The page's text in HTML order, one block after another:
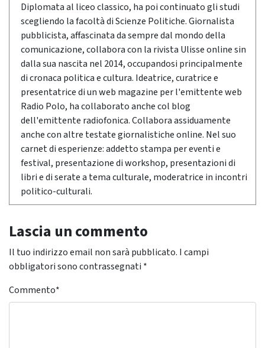
Diplomata al liceo classico, ha poi continuato gli studi
scegliendo la facoltà di Scienze Politiche. Giornalista
pubblicista, affascinata da sempre dal mondo della
comunicazione, collabora con la rivista Ulisse online sin
dalla sua nascita nel 2014, occupandosi principalmente
di cronaca politica e cultura. Ideatrice, curatrice e
presentatrice di un web magazine per l'emittente web
Radio Polo, ha collaborato anche col blog
dell'emittente radiofonica. Collabora assiduamente
anche con altre testate giornalistiche online. Nel suo
carnet di esperienze: addetto stampa per eventi e
festival, presentazione di workshop, presentazioni di
libri e di serate a tema culturale, moderatrice in incontri
politico-culturali.
Lascia un commento
Il tuo indirizzo email non sarà pubblicato. I campi
obbligatori sono contrassegnati *
Commento*